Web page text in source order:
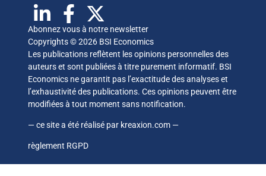
Abonnez vous à notre newsletter
Copyrights © 2026 BSI Economics
Les publications reflètent les opinions personnelles des
auteurs et sont publiées à titre purement informatif. BSI
Economics ne garantit pas l’exactitude des analyses et
l’exhaustivité des publications. Ces opinions peuvent être
modifiées à tout moment sans notification.
— ce site a été réalisé par kreaxion.com —
règlement RGPD